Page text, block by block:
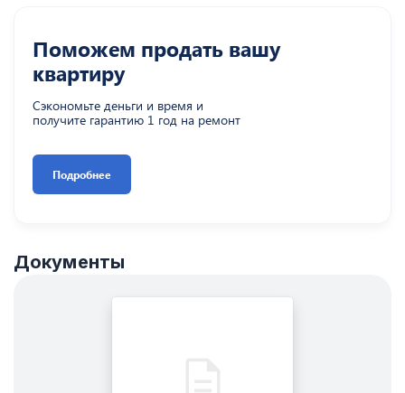
Поможем продать вашу
квартиру
Сэкономьте деньги и время и
получите гарантию 1 год на ремонт
Подробнее
Документы